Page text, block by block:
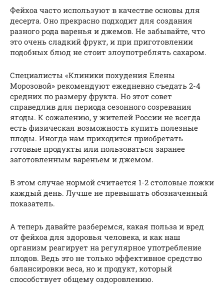
Фейхоа часто используют в качестве основы для
десерта. Оно прекрасно подходит для создания
разного рода варенья и джемов. Не забывайте, что
это очень сладкий фрукт, и при приготовлении
подобных блюд не стоит злоупотреблять сахаром.
Специалисты «Клиники похудения Елены
Морозовой» рекомендуют ежедневно съедать 2-4
средних по размеру фрукта. Но этот совет
справедлив для периода сезонного созревания
ягоды. К сожалению, у жителей России не всегда
есть физическая возможность купить полезные
плоды. Иногда нам приходится приобретать
готовые продукты или пользоваться заранее
заготовленным вареньем и джемом.
В этом случае нормой считается 1-2 столовые ложки
каждый день. Лучше не превышать обозначенный
показатель.
А теперь давайте разберемся, какая польза и вред
от фейхоа для здоровья человека, и как наш
организм реагирует на регулярное употребление
плодов. Ведь это не только эффективное средство
балансировки веса, но и продукт, который
способствует общему оздоровлению.